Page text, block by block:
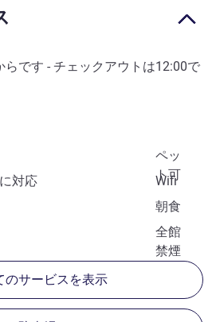
らです - チェックアウトは12:00で
ペッ
ト可
対応
Wifi
朝食
全館
禁煙
のサービスを表示